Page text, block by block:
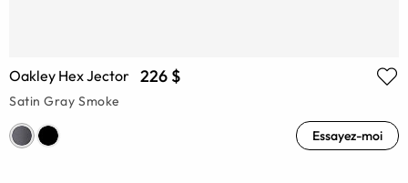
Oakley Hex Jector 226 $
Satin Gray Smoke
Essayez-moi